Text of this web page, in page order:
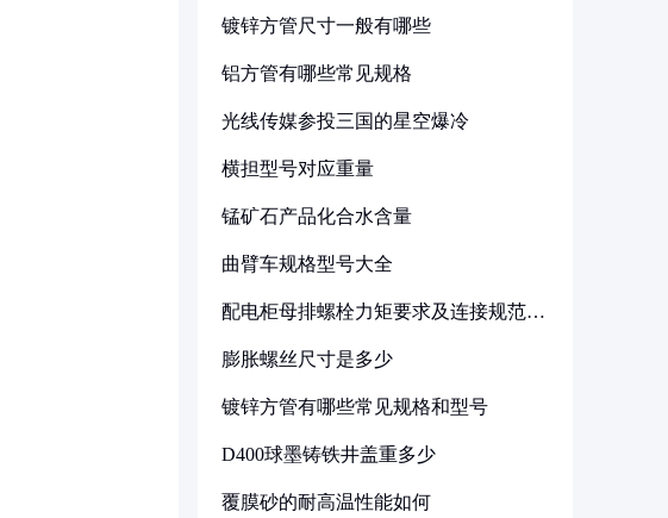
镀锌方管尺寸一般有哪些
铝方管有哪些常见规格
光线传媒参投三国的星空爆冷
横担型号对应重量
锰矿石产品化合水含量
曲臂车规格型号大全
配电柜母排螺栓力矩要求及连接规范详
膨胀螺丝尺寸是多少
镀锌方管有哪些常见规格和型号
D400球墨铸铁井盖重多少
覆膜砂的耐高温性能如何